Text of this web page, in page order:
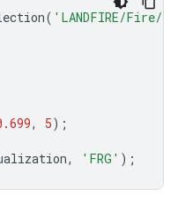
( 'LANDFIRE/Fire/
, 5);
, 'FRG' );